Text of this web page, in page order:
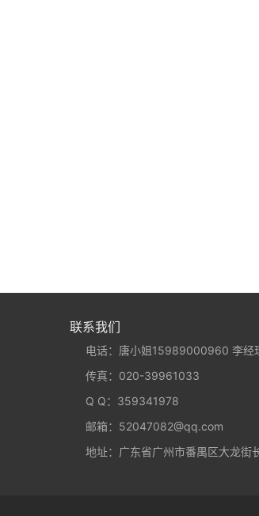
联系我们
电话：唐小姐15989000960 李经
传真：020-39961033
Q Q： 359341978
邮箱：52047082@qq.com
地址：广东省广州市番禺区大龙街